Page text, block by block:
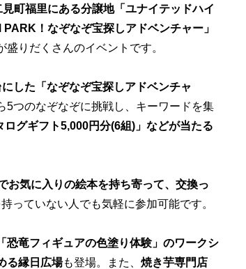
町福里にある分譲地「ユナイテッドハイ
！なぞなぞ宝探しアドベンチャー」
りだくさんのイベントです。
した「なぞなぞ宝探しアドベンチャ
5つのなぞなぞに挑戦し、キーワードを集
グギフト5,000円分(6組)」などが当たる
お気に入りの絵本を持ち寄って、交換っ
っていない人でも気軽に参加可能です。
恐竜フィギュアの色塗り体験」のワークシ
る縁日広場も登場。また、 焼き芋専門店